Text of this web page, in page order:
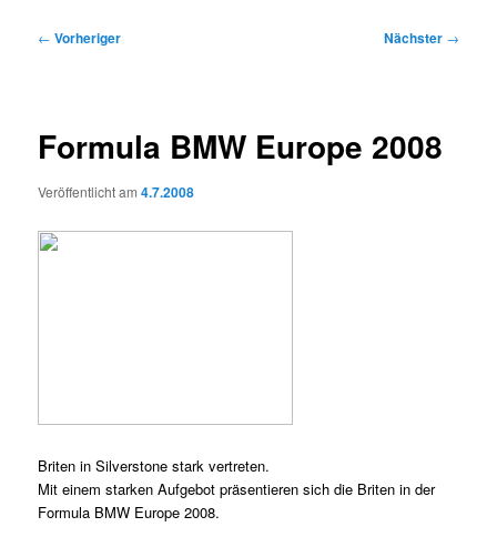
Beitragsnavigation
← Vorheriger Nächster →
Formula BMW Europe 2008
Veröffentlicht am4.7.2008
Briten in Silverstone stark vertreten.
Mit einem starken Aufgebot präsentieren sich die Briten in der
Formula BMW Europe 2008.